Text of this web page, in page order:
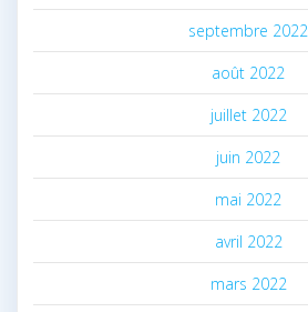
septembre 2022
août 2022
juillet 2022
juin 2022
mai 2022
avril 2022
mars 2022